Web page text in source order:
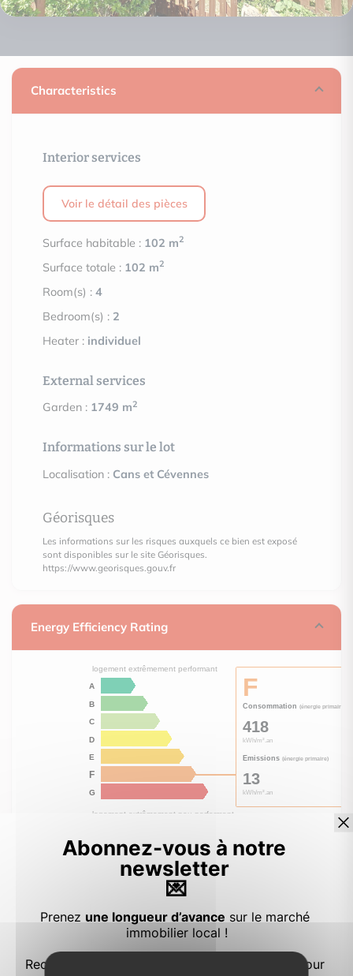
Characteristics
Interior services
Voir le détail des pièces
Surface habitable : 102 m2
Surface totale : 102 m2
Room(s) :4
Bedroom(s) : 2
Heater : individuel
External services
Garden : 1749 m2
Informations sur le lot
Localisation : Cans et Cévennes
Géorisques
Les informations sur les risques auxquels ce bien est exposé
sont disponibles sur le site Géorisques.
https://www.georisques.gouv.fr
Energy Efficiency Rating